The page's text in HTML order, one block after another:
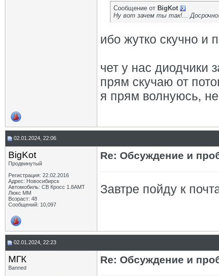
Сообщение от BigKot
Ну вот зачем ты так!...
ибо жутко скучно и
чет у нас диодчики
прям скучаю от
я прям волнуюсь,
02.01.2024, 22:06
BigKot
Продвинутый
Регистрация: 22.02.2016
Адрес: Новосибирск
Автомобиль: СВ Кросс 1.8АМТ
Люкс ММ
Возраст: 48
Сообщений: 10,097
Re: Обсуждение и
Завтре пойду к
02.01.2024, 22:23
МГК
Banned
Re: Обсуждение и